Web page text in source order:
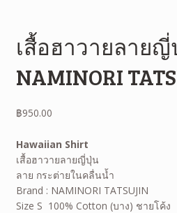
เสื้อฮาวายลาย
NAMINORI
฿950.00
Hawaiian Shirt
เสื้อฮาวายลายญี่ปุ่น
ลาย กระต่ายในคลื่นน้ำ
Brand : NAMINORI TATSUJIN
Size S 100% Cotton (บาง) ชายโค้ง